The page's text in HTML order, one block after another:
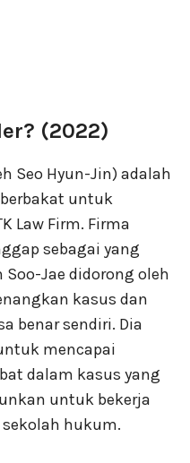
(2022)
Seo Hyun-Jin) adalah
untuk
Law Firm. Firma
sebagai yang
Soo-Jae didorong oleh
kasus dan
benar sendiri. Dia
mencapai
dalam kasus yang
untuk bekerja
hukum.